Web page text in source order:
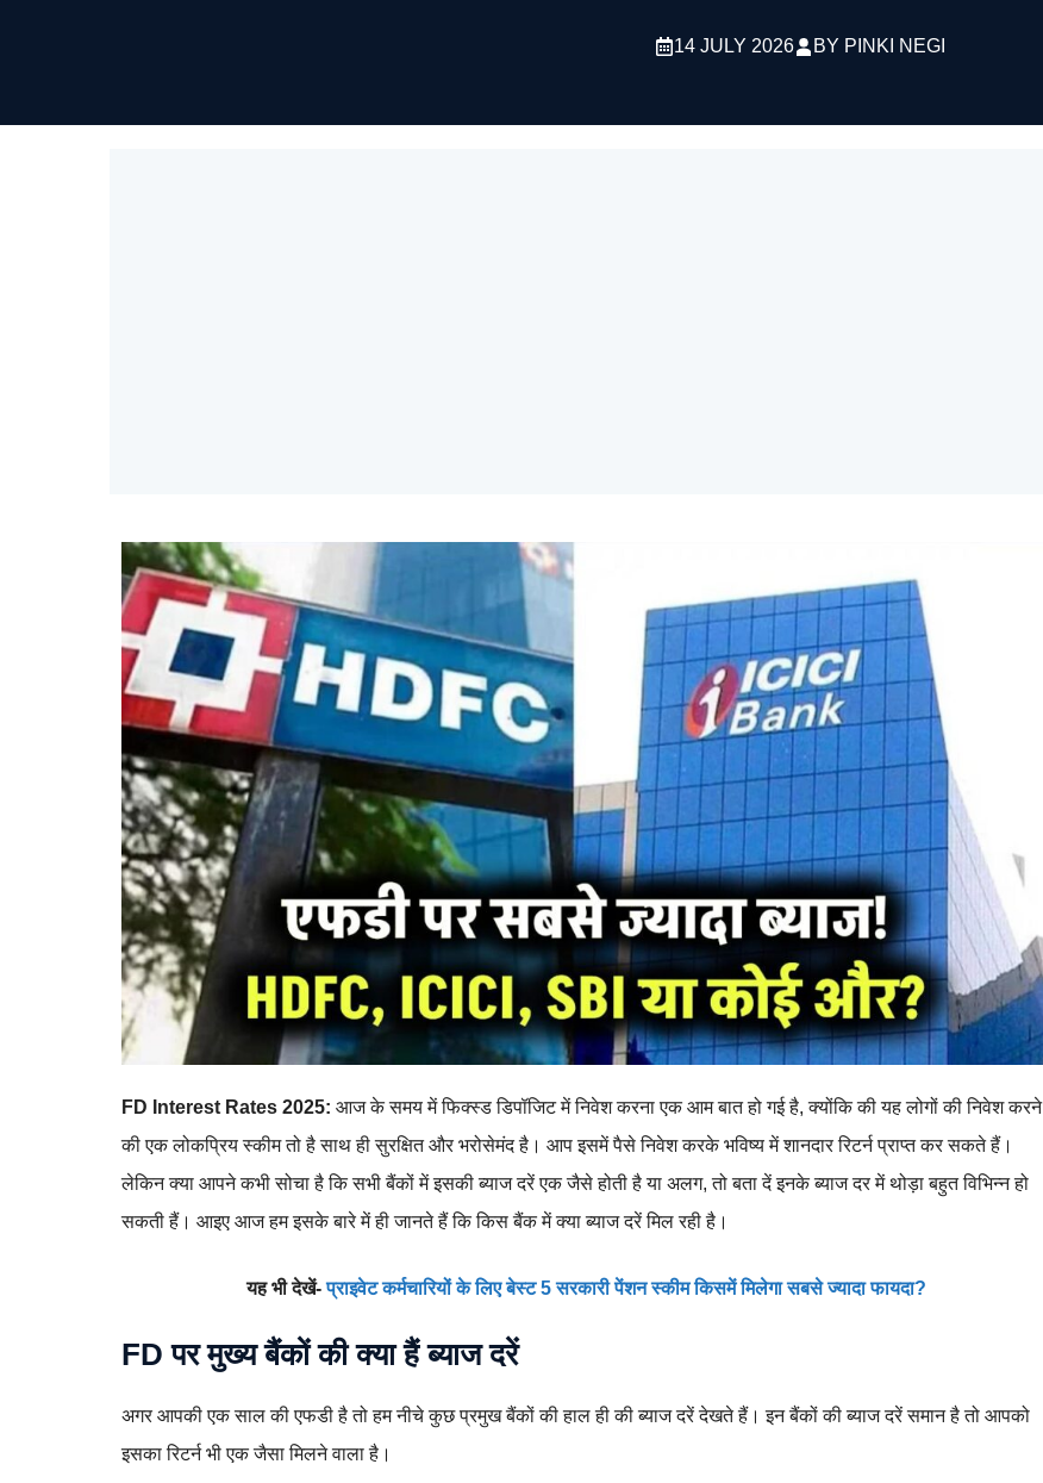
14 JULY 2026 BY PINKI NEGI
FD Interest Rates 2025: आज के समय में फिक्स्ड डिपॉजिट में निवेश करना एक आम बात हो गई है, क्योंकि की यह लोगों की निवेश करने
की एक लोकप्रिय स्कीम तो है साथ ही सुरक्षित और भरोसेमंद है। आप इसमें पैसे निवेश करके भविष्य में शानदार रिटर्न प्राप्त कर सकते हैं।
लेकिन क्या आपने कभी सोचा है कि सभी बैंकों में इसकी ब्याज दरें एक जैसे होती है या अलग, तो बता दें इनके ब्याज दर में थोड़ा बहुत विभिन्न हो
सकती हैं। आइए आज हम इसके बारे में ही जानते हैं कि किस बैंक में क्या ब्याज दरें मिल रही है।
यह भी देखें-प्राइवेट कर्मचारियों के लिए बेस्ट 5 सरकारी पेंशन स्कीम किसमें मिलेगा सबसे ज्यादा फायदा?
FD पर मुख्य बैंकों की क्या हैं ब्याज दरें
अगर आपकी एक साल की एफडी है तो हम नीचे कुछ प्रमुख बैंकों की हाल ही की ब्याज दरें देखते हैं। इन बैंकों की ब्याज दरें समान है तो आपको
इसका रिटर्न भी एक जैसा मिलने वाला है।